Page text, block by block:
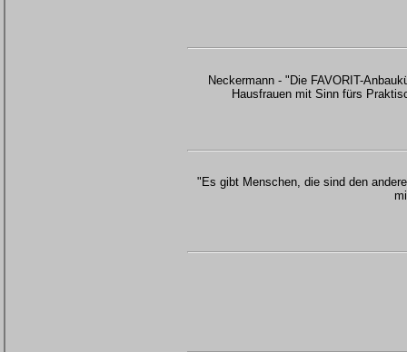
Neckermann - "Die FAVORIT-
Hausfrauen mit Sinn fürs
"Es gibt Menschen, die sind den